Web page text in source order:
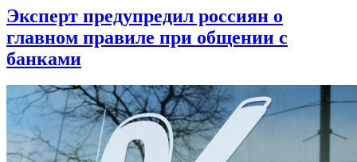
Эксперт предупредил россиян о
главном правиле при общении с
банками